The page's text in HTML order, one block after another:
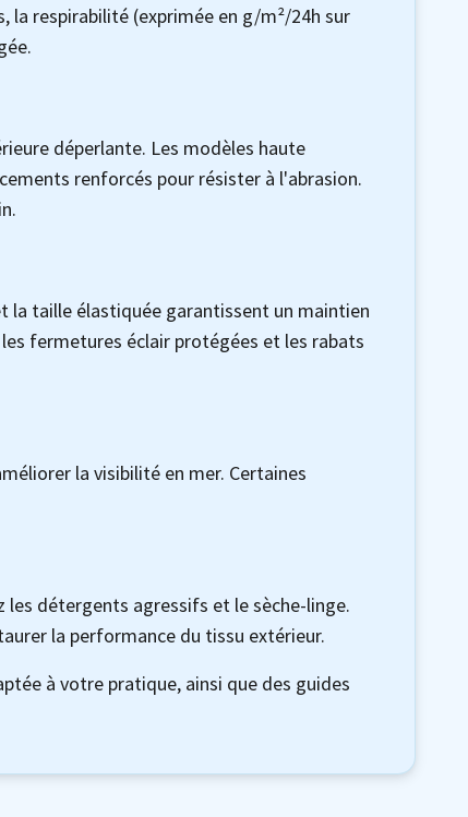
la respirabilité (exprimée en g/m²/24h sur
déperlante. Les modèles haute
renforcés pour résister à l'abrasion.
la taille élastiquée garantissent un maintien
fermetures éclair protégées et les rabats
la visibilité en mer. Certaines
détergents agressifs et le sèche-linge.
la performance du tissu extérieur.
à votre pratique, ainsi que des guides